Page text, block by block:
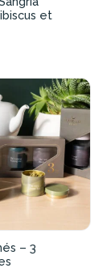
et
– 3